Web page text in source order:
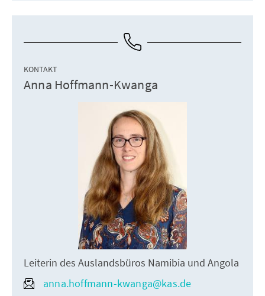
KONTAKT
Anna Hoffmann-Kwanga
Leiterin des Auslandsbüros Namibia und Angola
anna.hoffmann-kwanga@kas.de